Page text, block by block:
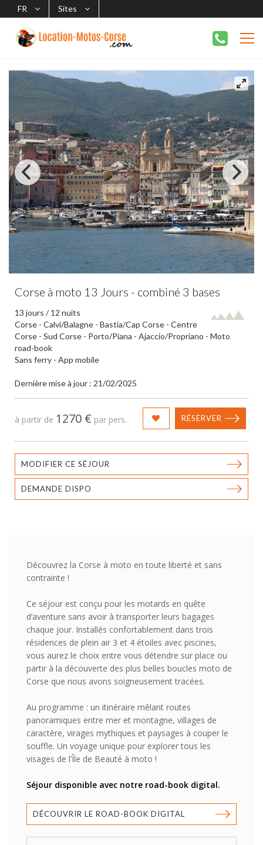
FR Sites
Corse à moto 13 Jours - combiné 3 bases
13 jours / 12 nuits
Corse - Calvi/Balagne - Bastia/Cap Corse - Centre
Corse - Sud Corse - Porto/Piana - Ajaccio/Propriano - Moto
road-book
Sans ferry - App mobile
Dernière mise à jour : 21/02/2025
à partir de 1270 € par pers. RÉSERVER
MODIFIER CE SÉJOUR
DEMANDE DISPO
Découvrez la Corse à moto en toute liberté et sans
contrainte !
Ce séjour est conçu pour les motards en quête
d’aventure sans avoir à transporter leurs bagages
chaque jour. Installés confortablement dans trois
résidences de plein air 3 et 4 étoiles avec piscines,
vous aurez le choix entre vous détendre sur place ou
partir à la découverte des plus belles boucles moto de
Corse que nous avons soigneusement tracées.
Au programme : un itinéraire mêlant routes
panoramiques entre mer et montagne, villages de
caractère, virages mythiques et paysages à couper le
souffle. Un voyage unique pour explorer tous les
visages de l’Île de Beauté à moto !
Séjour disponible avec notre road-book digital.
DÉCOUVRIR LE ROAD-BOOK DIGITAL